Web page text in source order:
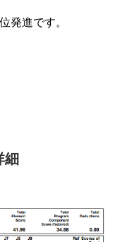
発進です。